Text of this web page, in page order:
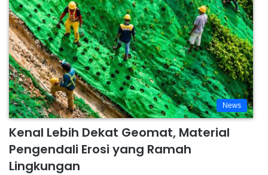
News
Kenal Lebih Dekat Geomat, Material
Pengendali Erosi yang Ramah
Lingkungan